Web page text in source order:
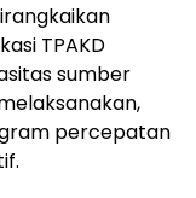
TPAKD
sumber
percepatan